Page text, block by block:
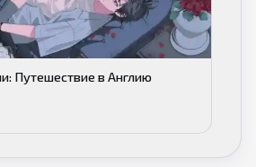
Путешествие в Англию